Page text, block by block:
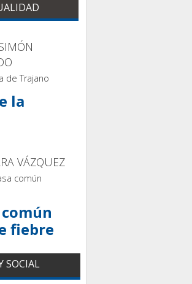
de Trajano
la
VÁZQUEZ
común
fiebre
SOCIAL